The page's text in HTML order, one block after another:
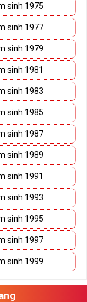
sinh 1975
sinh 1977
sinh 1979
sinh 1981
sinh 1983
sinh 1985
sinh 1987
sinh 1989
sinh 1991
sinh 1993
sinh 1995
sinh 1997
sinh 1999